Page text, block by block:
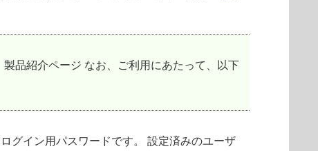
品紹介ページ なお、ご利用にあたって、以下
グイン用パスワードです。 設定済みのユーザ